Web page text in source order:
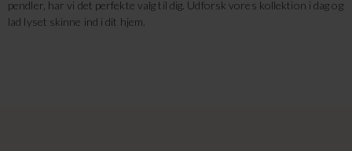
pendler, har vi det perfekte valg til dig. Udforsk vores kollektion i dag og
lad lyset skinne ind i dit hjem.